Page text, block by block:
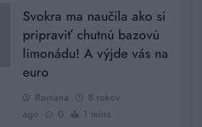
Svokra ma naučila ako si
pripraviť chutnú bazovú
limonádu! A výjde vás na
euro
Romana
8 rokov
ago
0 1 mins